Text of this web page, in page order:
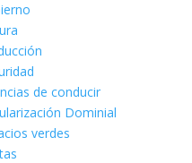
de conducir
Dominial
verdes